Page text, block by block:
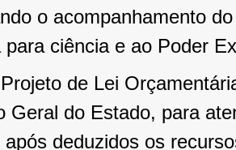
o acompanhamento
para ciência e ao Poder
de Lei
Geral do Estado, para
após deduzidos os